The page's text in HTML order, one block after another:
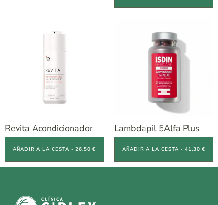
Revita Acondicionador
AÑADIR A LA CESTA - 26,50 €
Lambdapil 5Alfa Plus
AÑADIR A LA CESTA - 41,30 €